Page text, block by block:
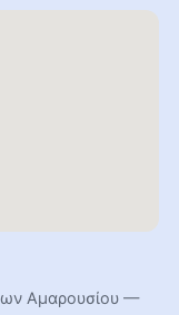
Αμαρουσίου —